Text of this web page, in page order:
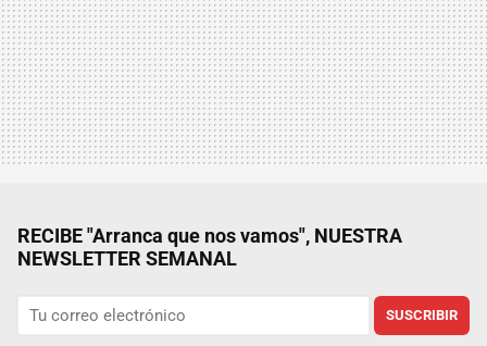
RECIBE "Arranca que nos vamos", NUESTRA
NEWSLETTER SEMANAL
SUSCRIBIR